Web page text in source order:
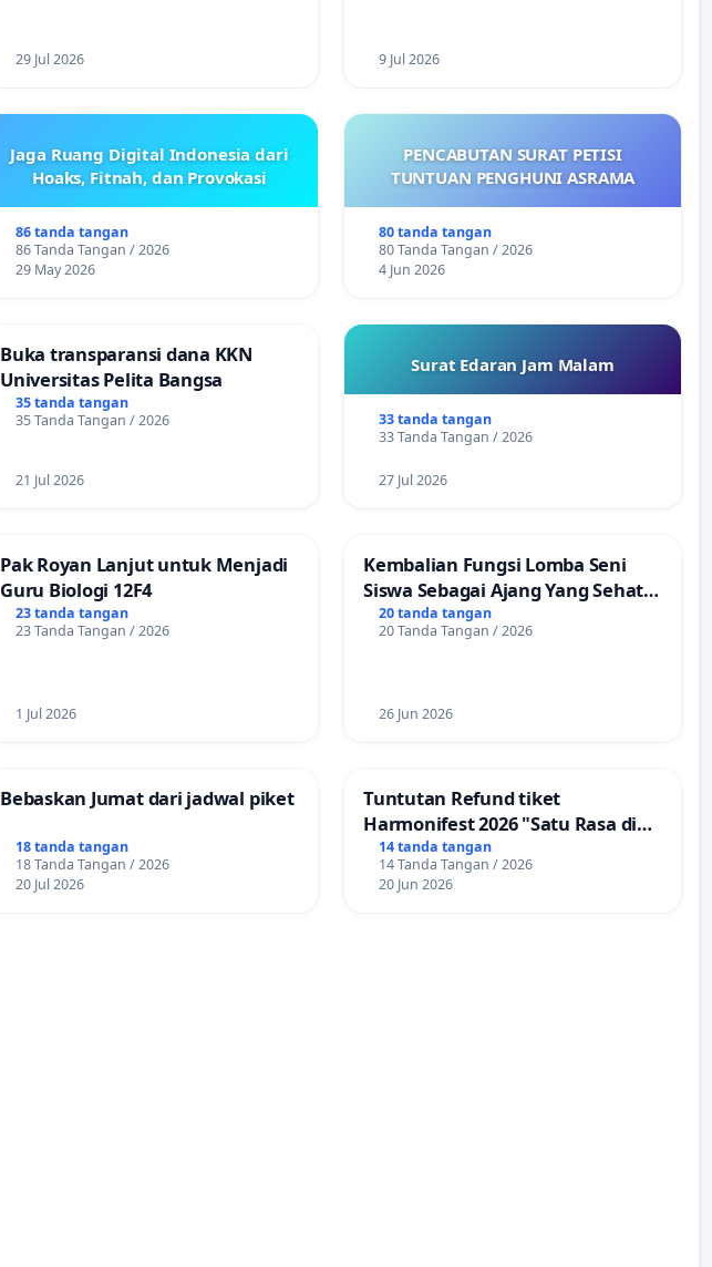
29 Jul 2026 9 Jul 2026
Jaga Ruang Digital Indonesia dari
Hoaks, Fitnah, dan Provokasi
86 tanda tangan
86 Tanda Tangan / 2026
29 May 2026
PENCABUTAN SURAT PETISI
TUNTUAN PENGHUNI ASRAMA
80 tanda tangan
80 Tanda Tangan / 2026
4 Jun 2026
Buka transparansi dana KKN
Universitas Pelita Bangsa
35 tanda tangan
35 Tanda Tangan / 2026
21 Jul 2026
Surat Edaran Jam Malam
33 tanda tangan
33 Tanda Tangan / 2026
27 Jul 2026
Pak Royan Lanjut untuk Menjadi
Guru Biologi 12F4
23 tanda tangan
23 Tanda Tangan / 2026
1 Jul 2026
Kembalian Fungsi Lomba Seni
Siswa Sebagai Ajang Yang Sehat
Tanpa Tindakan Provokatif
20 tanda tangan
20 Tanda Tangan / 2026
26 Jun 2026
Bebaskan Jumat dari jadwal piket
18 tanda tangan
18 Tanda Tangan / 2026
20 Jul 2026
Tuntutan Refund tiket
Harmonifest 2026 "Satu Rasa di
Sudut Kota", Kuningan,
Jawabarat
14 tanda tangan
14 Tanda Tangan / 2026
20 Jun 2026